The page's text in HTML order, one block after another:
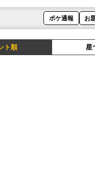
ボケ通報 お
ト順 星